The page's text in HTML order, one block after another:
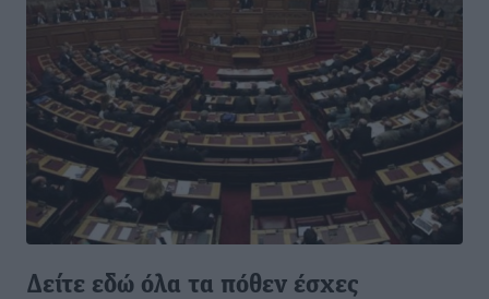
Δείτε εδώ όλα τα πόθεν έσχες